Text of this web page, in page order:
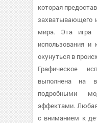
которая
захватывающего
мира. Эта игра
использования и
окунуться в
Графическое
выполнена на
подробными
эффектами.
с вниманием к